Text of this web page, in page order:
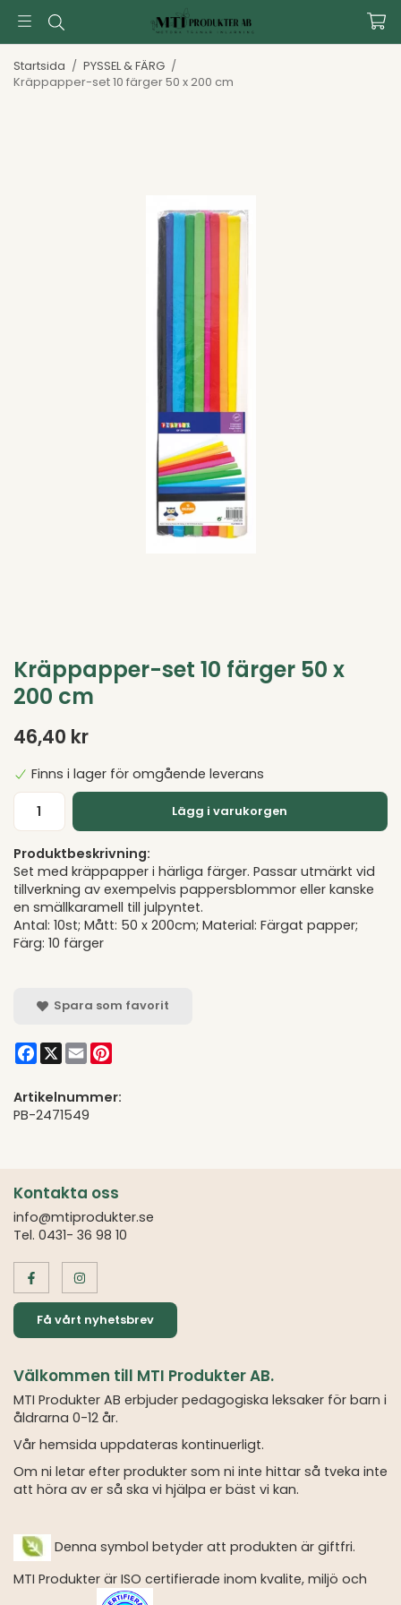
Startsida / PYSSEL & FÄRG /
Kräppapper-set 10 färger 50 x 200 cm
Kräppapper-set 10 färger 50 x
200 cm
46,40 kr
Finns i lager för omgående leverans
Lägg i varukorgen
Produktbeskrivning:
Set med kräppapper i härliga färger. Passar utmärkt vid
tillverkning av exempelvis pappersblommor eller kanske
en smällkaramell till julpyntet.
Antal: 10st; Mått: 50 x 200cm; Material: Färgat papper;
Färg: 10 färger
Spara som favorit
Facebook
X Email
Artikelnummer:
PB-2471549
Kontakta oss
info@mtiprodukter.se
Tel. 0431- 36 98 10
Få vårt nyhetsbrev
Välkommen till MTI Produkter AB.
MTI Produkter AB erbjuder pedagogiska leksaker för barn i
åldrarna 0-12 år.
Vår hemsida uppdateras kontinuerligt.
Om ni letar efter produkter som ni inte hittar så tveka inte
att höra av er så ska vi hjälpa er bäst vi kan.
Denna symbol betyder att produkten är giftfri.
MTI Produkter är ISO certifierade inom kvalite, miljö och